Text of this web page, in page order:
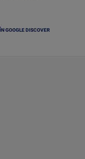
GOOGLE DISCOVER